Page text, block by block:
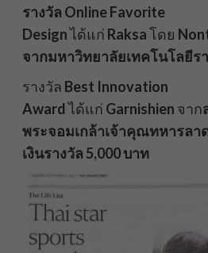
รางวัล Online Favorite
Designได้แก่ Raksaโดย
จากมหาวิทยาลัยเทคโนโลยี
รางวัล Best Innovation
Awardได้แก่ Garnishien จาก
พระจอมเกล้าเจ้าคุณทหารลา
เงินรางวัล 5,000 บาท